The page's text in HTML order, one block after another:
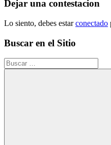
entradas
Dejar una contestacion
Lo siento, debes estarconectado
Buscar en el Sitio
Buscar: